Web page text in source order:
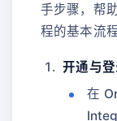
手步骤，帮
程的基本流程
开通与
在